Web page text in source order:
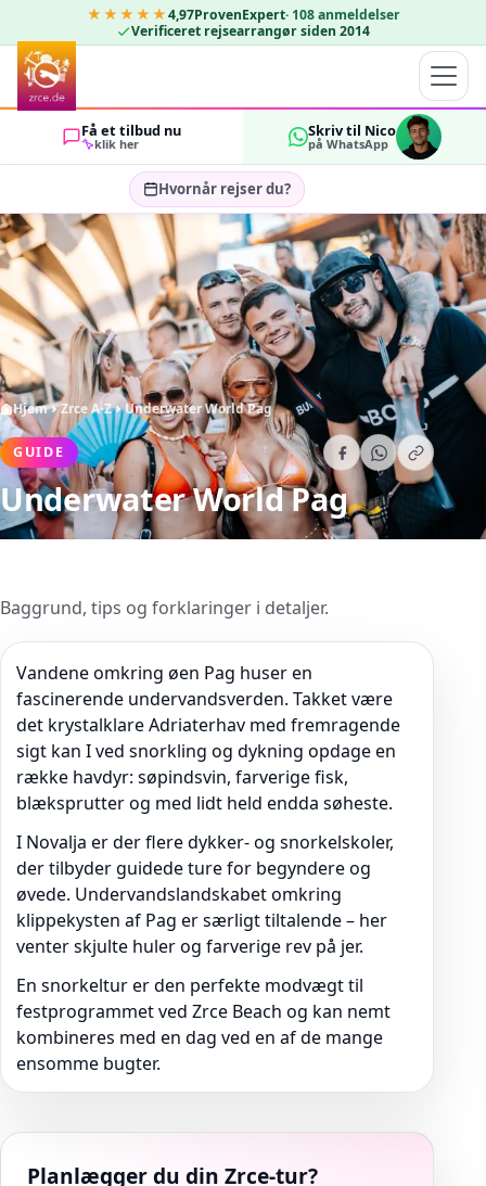
★★★★★4,97ProvenExpert· 108 anmeldelser
Verificeret rejsearrangør siden 2014
Få et tilbud nu
klik her
Skriv til Nico
på WhatsApp
Hvornår rejser du?
Vælg rejsedatoer…
GÆSTER
2 OK
Hjem Zrce A-Z Underwater World Pag
GUIDE
Underwater World Pag
Baggrund, tips og forklaringer i detaljer.
Vandene omkring øen Pag huser en
fascinerende undervandsverden. Takket være
det krystalklare Adriaterhav med fremragende
sigt kan I ved snorkling og dykning opdage en
række havdyr: søpindsvin, farverige fisk,
blæksprutter og med lidt held endda søheste.
I Novalja er der flere dykker- og snorkelskoler,
der tilbyder guidede ture for begyndere og
øvede. Undervandslandskabet omkring
klippekysten af Pag er særligt tiltalende – her
venter skjulte huler og farverige rev på jer.
En snorkeltur er den perfekte modvægt til
festprogrammet ved Zrce Beach og kan nemt
kombineres med en dag ved en af de mange
ensomme bugter.
Planlægger du din Zrce-tur?